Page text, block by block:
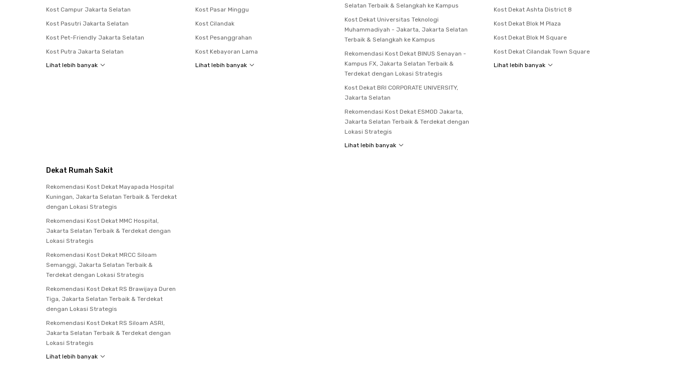
Kost Campur Jakarta Selatan
Kost Pasutri Jakarta Selatan
Kost Pet-Friendly Jakarta Selatan
Kost Putra Jakarta Selatan
Lihat lebih banyak
Kost Pasar Minggu
Kost Cilandak
Kost Pesanggrahan
Kost Kebayoran Lama
Lihat lebih banyak
Selatan Terbaik & Selangkah ke Kampus
Kost Dekat Universitas Teknologi
Muhammadiyah - Jakarta, Jakarta Selatan
Terbaik & Selangkah ke Kampus
Rekomendasi Kost Dekat BINUS Senayan -
Kampus FX, Jakarta Selatan Terbaik &
Terdekat dengan Lokasi Strategis
Kost Dekat BRI CORPORATE UNIVERSITY,
Jakarta Selatan
Rekomendasi Kost Dekat ESMOD Jakarta,
Jakarta Selatan Terbaik & Terdekat dengan
Lokasi Strategis
Lihat lebih banyak
Kost Dekat Ashta District 8
Kost Dekat Blok M Plaza
Kost Dekat Blok M Square
Kost Dekat Cilandak Town Square
Lihat lebih banyak
Dekat Rumah Sakit
Rekomendasi Kost Dekat Mayapada Hospital
Kuningan, Jakarta Selatan Terbaik & Terdekat
dengan Lokasi Strategis
Rekomendasi Kost Dekat MMC Hospital,
Jakarta Selatan Terbaik & Terdekat dengan
Lokasi Strategis
Rekomendasi Kost Dekat MRCC Siloam
Semanggi, Jakarta Selatan Terbaik &
Terdekat dengan Lokasi Strategis
Rekomendasi Kost Dekat RS Brawijaya Duren
Tiga, Jakarta Selatan Terbaik & Terdekat
dengan Lokasi Strategis
Rekomendasi Kost Dekat RS Siloam ASRI,
Jakarta Selatan Terbaik & Terdekat dengan
Lokasi Strategis
Lihat lebih banyak